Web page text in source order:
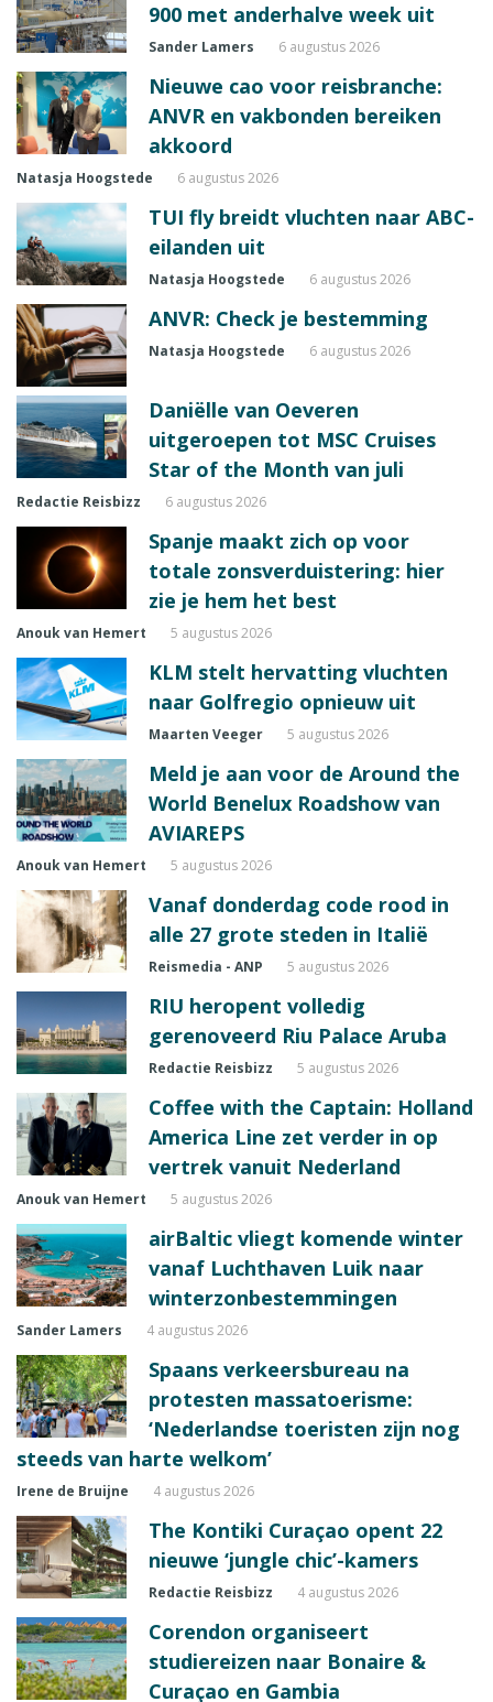
900 met anderhalve week uit
Sander Lamers 6 augustus 2026
Nieuwe cao voor reisbranche:
ANVR en vakbonden bereiken
akkoord
Natasja Hoogstede 6 augustus 2026
TUI fly breidt vluchten naar ABC-
eilanden uit
Natasja Hoogstede 6 augustus 2026
ANVR: Check je bestemming
Natasja Hoogstede 6 augustus 2026
Daniëlle van Oeveren
uitgeroepen tot MSC Cruises
Star of the Month van juli
Redactie Reisbizz 6 augustus 2026
Spanje maakt zich op voor
totale zonsverduistering: hier
zie je hem het best
Anouk van Hemert 5 augustus 2026
KLM stelt hervatting vluchten
naar Golfregio opnieuw uit
Maarten Veeger 5 augustus 2026
Meld je aan voor de Around the
World Benelux Roadshow van
AVIAREPS
Anouk van Hemert 5 augustus 2026
Vanaf donderdag code rood in
alle 27 grote steden in Italië
Reismedia - ANP 5 augustus 2026
RIU heropent volledig
gerenoveerd Riu Palace Aruba
Redactie Reisbizz 5 augustus 2026
Coffee with the Captain: Holland
America Line zet verder in op
vertrek vanuit Nederland
Anouk van Hemert 5 augustus 2026
airBaltic vliegt komende winter
vanaf Luchthaven Luik naar
winterzonbestemmingen
Sander Lamers 4 augustus 2026
Spaans verkeersbureau na
protesten massatoerisme:
‘Nederlandse toeristen zijn nog
steeds van harte welkom’
Irene de Bruijne 4 augustus 2026
The Kontiki Curaçao opent 22
nieuwe ‘jungle chic’-kamers
Redactie Reisbizz 4 augustus 2026
Corendon organiseert
studiereizen naar Bonaire &
Curaçao en Gambia